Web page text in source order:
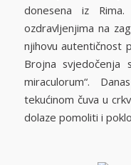
donesena iz
ozdravljenjima na
njihovu autentičnost
Brojna svjedočenja
miraculorum“.
tekućinom čuva u
dolaze pomoliti i